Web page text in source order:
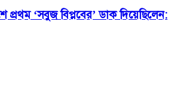
প্রথম ‘সবুজ বিপ্লবের’ ডাক দিয়েছিলেন: